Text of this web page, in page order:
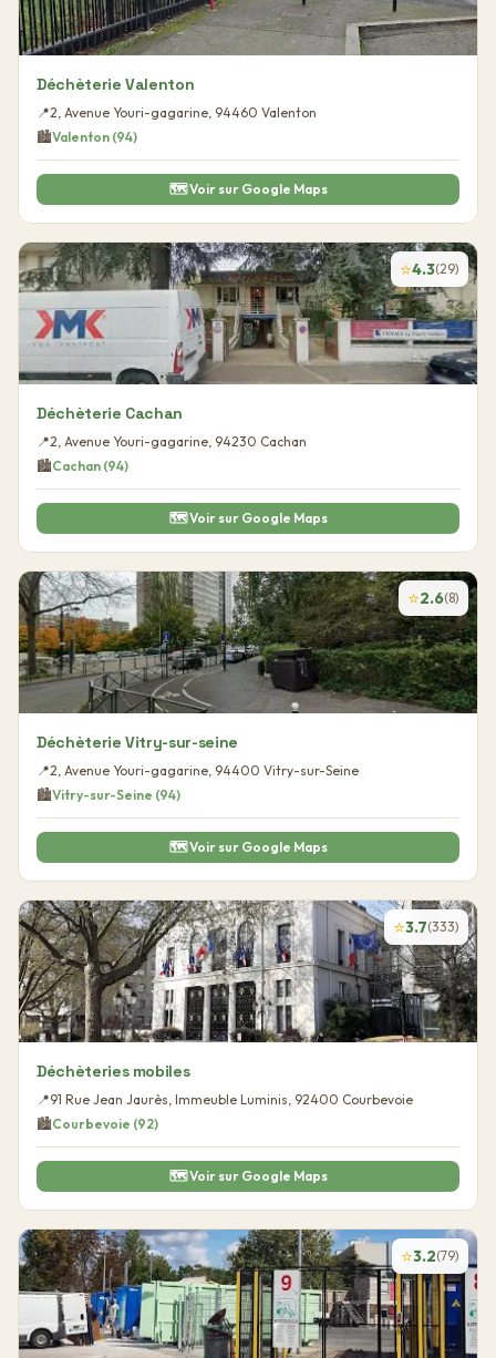
Déchèterie Valenton
📍2, Avenue Youri-gagarine, 94460 Valenton
🏙️Valenton (94)
🗺️ Voir sur Google Maps
⭐4.3(29)
Déchèterie Cachan
📍2, Avenue Youri-gagarine, 94230 Cachan
🏙️Cachan (94)
🗺️ Voir sur Google Maps
⭐2.6(8)
Déchèterie Vitry-sur-seine
📍2, Avenue Youri-gagarine, 94400 Vitry-sur-Seine
🏙️Vitry-sur-Seine (94)
🗺️ Voir sur Google Maps
⭐3.7(333)
Déchèteries mobiles
📍91 Rue Jean Jaurès, Immeuble Luminis, 92400 Courbevoie
🏙️Courbevoie (92)
🗺️ Voir sur Google Maps
⭐3.2(79)